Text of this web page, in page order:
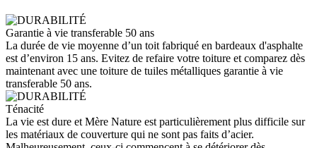
Garantie à vie transferable 50 ans
La durée de vie moyenne d’un toit fabriqué en bardeaux d'asphalte
est d’environ 15 ans. Evitez de refaire votre toiture et comparez dès
maintenant avec une toiture de tuiles métalliques garantie à vie
transferable 50 ans.
Ténacité
La vie est dure et Mère Nature est particulièrement plus difficile sur
les matériaux de couverture qui ne sont pas faits d’acier.